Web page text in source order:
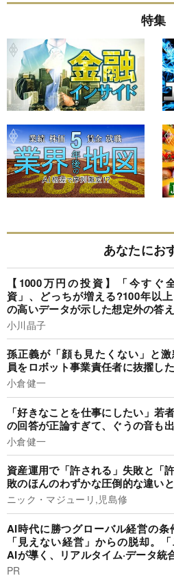
特集
あなたにお
【1000万円の投資】「今すぐ
資」、どっちが増える?100年以
の高いデータが示した想定外の答
小川晶子
孫正義が「顔も見たくない」と
員をロボット事業責任者に抜擢し
小倉健一
「好きなことを仕事にしたい」若
の回答が正論すぎて、ぐうの音も
小倉健一
資産運用で「許される」失敗と「
敗のほんのわずかな圧倒的な違い
ニック・マジューリ,児島修
AI時代に勝つグローバル経営の条
「見えない経営」からの脱却。
AIが導く、リアルタイム·データ統
PR